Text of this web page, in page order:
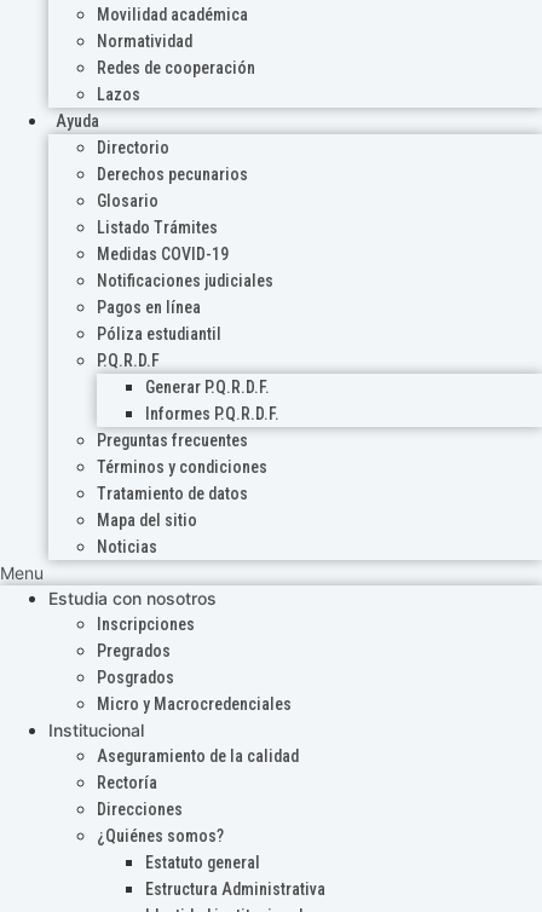
Movilidad académica
Normatividad
Redes de cooperación
Lazos
Ayuda
Directorio
Derechos pecunarios
Glosario
Listado Trámites
Medidas COVID-19
Notificaciones judiciales
Pagos en línea
Póliza estudiantil
P.Q.R.D.F
Generar P.Q.R.D.F.
Informes P.Q.R.D.F.
Preguntas frecuentes
Términos y condiciones
Tratamiento de datos
Mapa del sitio
Noticias
Menu
Estudia con nosotros
Inscripciones
Pregrados
Posgrados
Micro y Macrocredenciales
Institucional
Aseguramiento de la calidad
Rectoría
Direcciones
¿Quiénes somos?
Estatuto general
Estructura Administrativa